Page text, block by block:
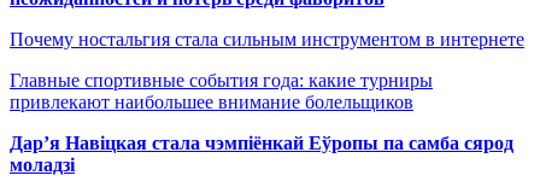
Почему ностальгия стала сильным инструментом в интернете
Главные спортивные события года: какие турниры
привлекают наибольшее внимание болельщиков
Дар’я Навіцкая стала чэмпіёнкай Еўропы па самба сярод
моладзі